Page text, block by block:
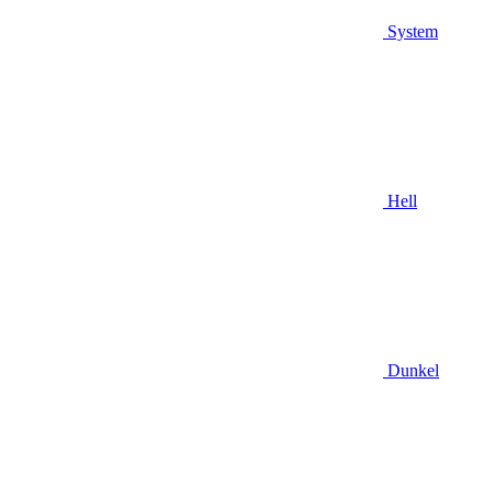
System
Hell
Dunkel